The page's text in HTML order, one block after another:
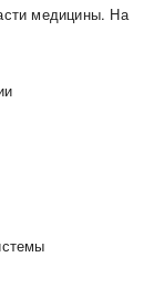
медицины. На